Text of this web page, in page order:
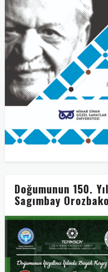
Doğumunun 150.
Sagımbay